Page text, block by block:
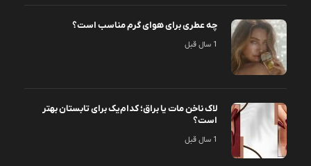
چه عطری برای هوای گرم مناسب است؟
1 سال قبل
لاک ناخن مات یا براق؛ کدام‌یک برای تابستان بهتر
است؟
1 سال قبل